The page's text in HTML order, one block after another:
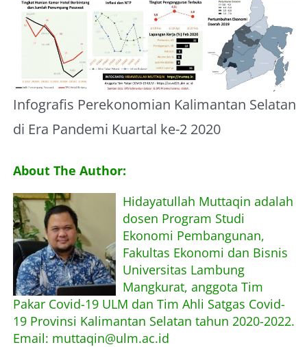
Infografis Perekonomian Kalimantan Selatan
di Era Pandemi Kuartal ke-2 2020
About The Author:
Hidayatullah Muttaqin adalah
dosen Program Studi
Ekonomi Pembangunan,
Fakultas Ekonomi dan Bisnis
Universitas Lambung
Mangkurat, anggota Tim
Pakar Covid-19 ULM dan Tim Ahli Satgas Covid-
19 Provinsi Kalimantan Selatan tahun 2020-2022.
Email: muttaqin@ulm.ac.id